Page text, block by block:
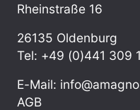
Rheinstraße 16
26135 Oldenburg
Tel: +49 (0)441 309
E-Mail:
AGB